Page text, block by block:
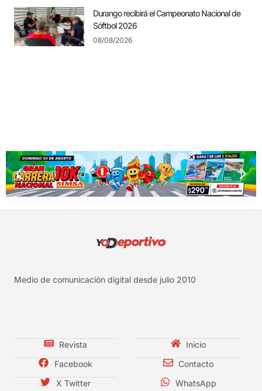
Durango recibirá el Campeonato Nacional de
Sóftbol 2026
08/08/2026
Medio de comunicación digital desde julio 2010
Revista
Facebook
X Twitter
Inicio
Contacto
WhatsApp